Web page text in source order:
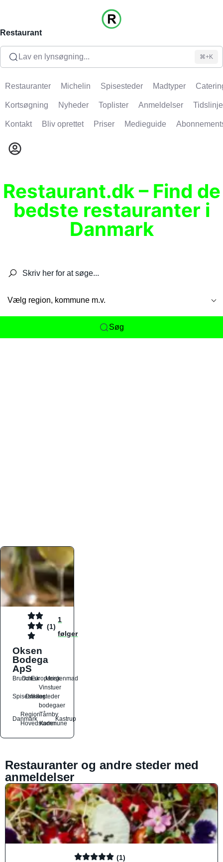
Restaurant
Lav en lynsøgning... ⌘+K
Restauranter Michelin Spisesteder Madtyper
Kortsøgning Nyheder Toplister Anmeldelser Tidslinje
Kontakt Bliv oprettet Priser Medieguide
Restaurant.dk – Find de
bedste restauranter i
Danmark
Vælg region, kommune m.v.
Søg
(1)
1
følger
Oksen
Bodega
ApS
Brunch
DanskEuropæiskMorgenmad
Spisesteder
Drikkesteder
Vinstuer
og
bodegaer
Danmark
Region
Hovedstaden
Tårnby
Kommune
Kastrup
Restauranter og andre steder med
anmeldelser
(1)